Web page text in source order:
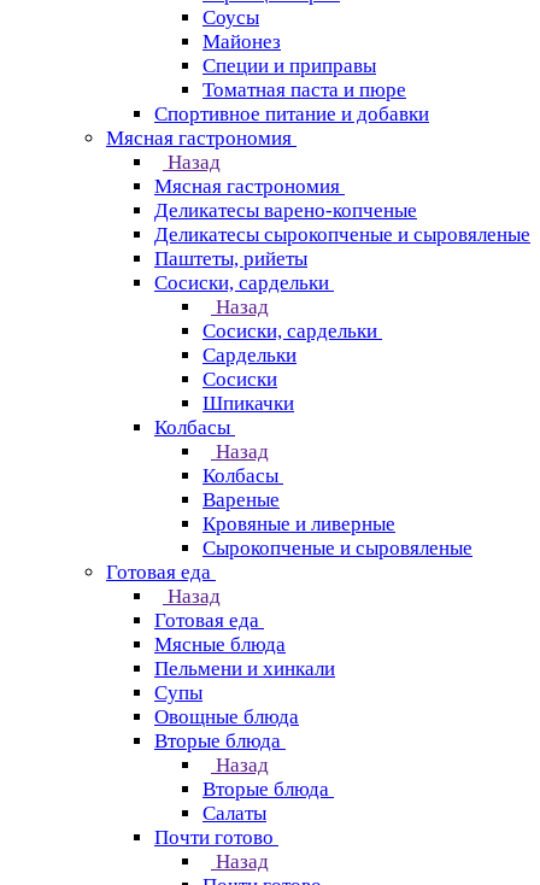
Соусы
Майонез
Специи и приправы
Томатная паста и пюре
Спортивное питание и добавки
Мясная гастрономия
Назад
Мясная гастрономия
Деликатесы варено-копченые
Деликатесы сырокопченые и сыровяленые
Паштеты, рийеты
Сосиски, сардельки
Назад
Сосиски, сардельки
Сардельки
Сосиски
Шпикачки
Колбасы
Назад
Колбасы
Вареные
Кровяные и ливерные
Сырокопченые и сыровяленые
Готовая еда
Назад
Готовая еда
Мясные блюда
Пельмени и хинкали
Супы
Овощные блюда
Вторые блюда
Назад
Вторые блюда
Салаты
Почти готово
Назад